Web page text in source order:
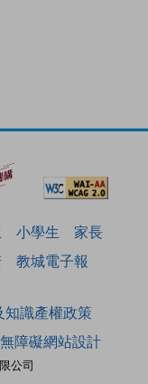
小學生
家長
教城電子報
公司
知識產權政策
無障礙網站設計